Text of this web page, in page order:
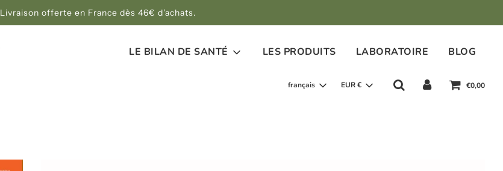
Livraison offerte en France dès 46€ d'achats.
LE BILAN DE SANTÉ LES PRODUITS LABORATOIRE BLOG
français EUR € €0,00